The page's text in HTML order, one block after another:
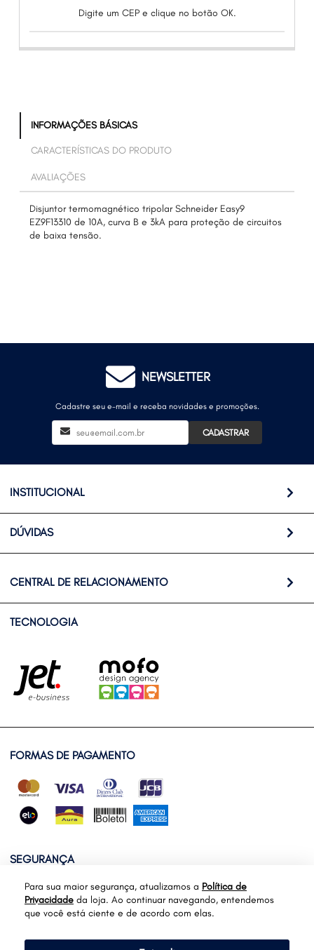
Digite um CEP e clique no botão OK.
INFORMAÇÕES BÁSICAS
CARACTERÍSTICAS DO PRODUTO
AVALIAÇÕES
Disjuntor termomagnético tripolar Schneider Easy9
EZ9F13310 de 10A, curva B e 3kA para proteção de circuitos
de baixa tensão.
Para sua maior segurança, atualizamos a Política de
Privacidade da loja. Ao continuar navegando, entendemos
que você está ciente e de acordo com elas.
NEWSLETTER
Cadastre seu e-mail e receba novidades e promoções.
CADASTRAR
INSTITUCIONAL
DÚVIDAS
CENTRAL DE RELACIONAMENTO
TECNOLOGIA
FORMAS DE PAGAMENTO
SEGURANÇA